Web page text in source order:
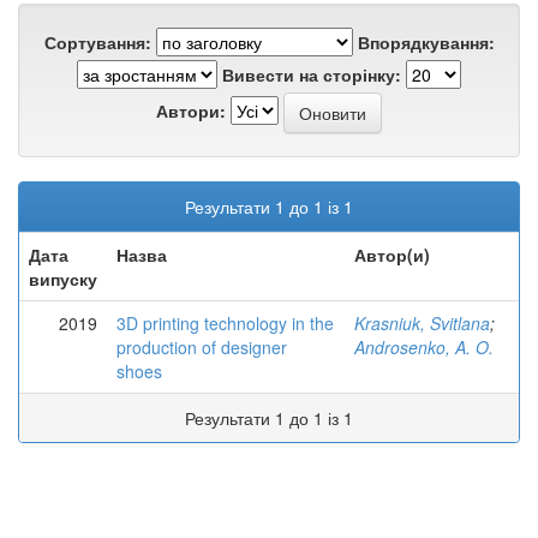
Сортування:
Впорядкування:
Вивести на сторінку:
Автори:
Результати 1 до 1 із 1
Дата
випуску
Назва Автор(и)
2019
3D printing technology in the
production of designer
shoes
Krasniuk, Svitlana;
Androsenko, A. O.
Результати 1 до 1 із 1